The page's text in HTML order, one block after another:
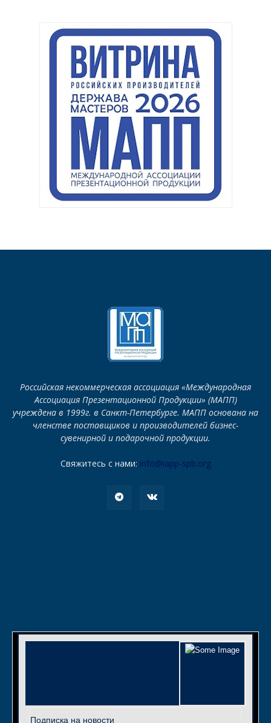
Российская некоммерческая ассоциация «Международная
Ассоциация Презентационной Продукции» (МАПП)
учреждена в 1999г. в Санкт-Петербурге. МАПП основана на
членстве поставщиков и производителей бизнес-
сувенирной и подарочной продукции.
Свяжитесь с нами: info@iapp-spb.org
Подписка на новости